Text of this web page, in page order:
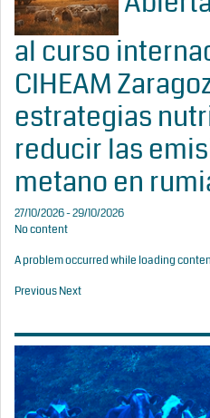
al curso
CIHEAM
estrategias
reducir las
metano en
27/10/2026 - 29/10/2026
No content
A problem occurred while loading
PreviousNext